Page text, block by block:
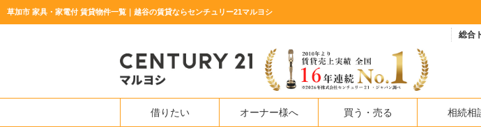
草加市 家具・家電付 賃貸物件一覧｜越谷の賃貸ならセンチュリー21マルヨシ
総合
借りたい オーナー様へ 買う・売る 相続相